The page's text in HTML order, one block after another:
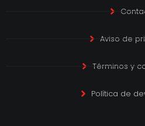
Aviso de
Términos y
Política de